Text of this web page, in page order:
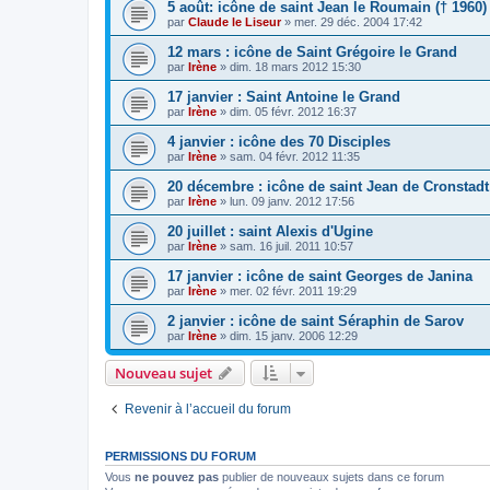
5 août: icône de saint Jean le Roumain († 1960)
par Claude le Liseur» mer. 29 déc. 2004 17:42
12 mars : icône de Saint Grégoire le Grand
par Irène » dim. 18 mars 2012 15:30
17 janvier : Saint Antoine le Grand
par Irène » dim. 05 févr. 2012 16:37
4 janvier : icône des 70 Disciples
par Irène » sam. 04 févr. 2012 11:35
20 décembre : icône de saint Jean de Cronstadt
par Irène » lun. 09 janv. 2012 17:56
20 juillet : saint Alexis d'Ugine
par Irène » sam. 16 juil. 2011 10:57
17 janvier : icône de saint Georges de Janina
par Irène » mer. 02 févr. 2011 19:29
2 janvier : icône de saint Séraphin de Sarov
par Irène » dim. 15 janv. 2006 12:29
Nouveau sujet
Revenir à l’accueil du forum
PERMISSIONS DU FORUM
Vous ne pouvez pas publier de nouveaux sujets dans ce forum